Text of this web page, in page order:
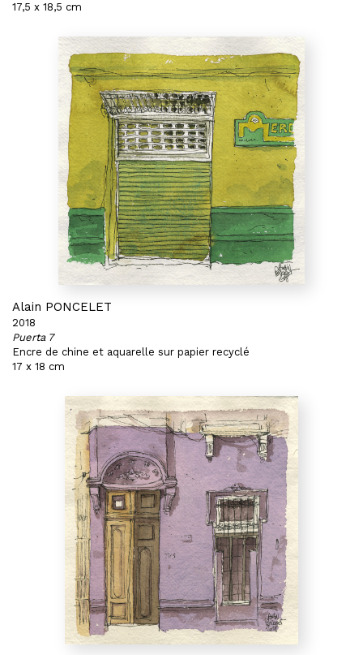
17,5 x 18,5 cm
Alain PONCELET
2018
Puerta 7
Encre de chine et aquarelle sur papier recyclé
17 x 18 cm